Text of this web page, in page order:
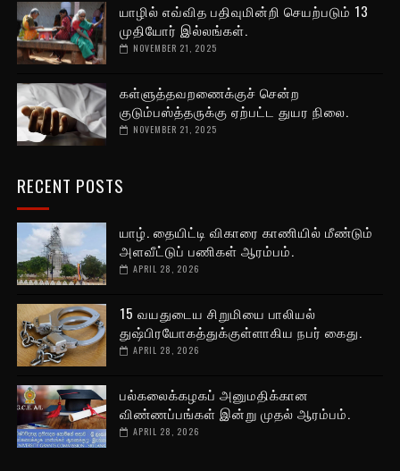
யாழில் எவ்வித பதிவுமின்றி செயற்படும் 13
முதியோர் இல்லங்கள்.
NOVEMBER 21, 2025
கள்ளுத்தவறணைக்குச் சென்ற
குடும்பஸ்த்தருக்கு ஏற்பட்ட துயர நிலை.
NOVEMBER 21, 2025
RECENT POSTS
யாழ். தையிட்டி விகாரை காணியில் மீண்டும்
அளவீட்டுப் பணிகள் ஆரம்பம்.
APRIL 28, 2026
15 வயதுடைய சிறுமியை பாலியல்
துஷ்பிரயோகத்துக்குள்ளாகிய நபர் கைது.
APRIL 28, 2026
பல்கலைக்கழகப் அனுமதிக்கான
விண்ணப்பங்கள் இன்று முதல் ஆரம்பம்.
APRIL 28, 2026